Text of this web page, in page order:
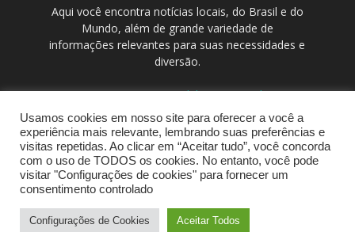
Aqui você encontra notícias locais, do Brasil e do
Mundo, além de grande variedade de
informações relevantes para suas necessidades e
diversão.
Contato:contato@odebateon.com.br /
comercia@odebateon.com.br
Usamos cookies em nosso site para oferecer a você a
experiência mais relevante, lembrando suas preferências e
visitas repetidas. Ao clicar em “Aceitar tudo”, você concorda
com o uso de TODOS os cookies. No entanto, você pode
visitar "Configurações de cookies" para fornecer um
consentimento controlado
Configurações de Cookies Aceitar Todos